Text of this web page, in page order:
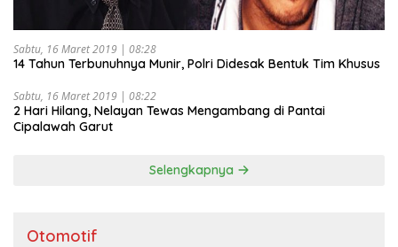
Sabtu, 16 Maret 2019 | 08:28
14 Tahun Terbunuhnya Munir, Polri Didesak Bentuk Tim Khusus
Sabtu, 16 Maret 2019 | 08:22
2 Hari Hilang, Nelayan Tewas Mengambang di Pantai
Cipalawah Garut
Selengkapnya
Otomotif